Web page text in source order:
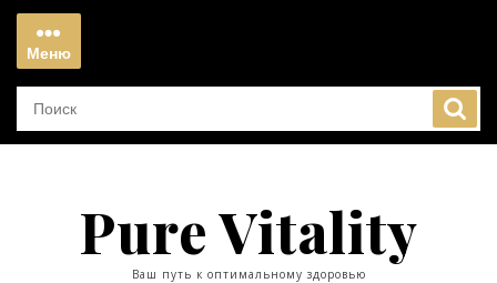
Перейти
содержимому
Меню
Меню
Pure Vitality
Ваш путь к оптимальному здоровью